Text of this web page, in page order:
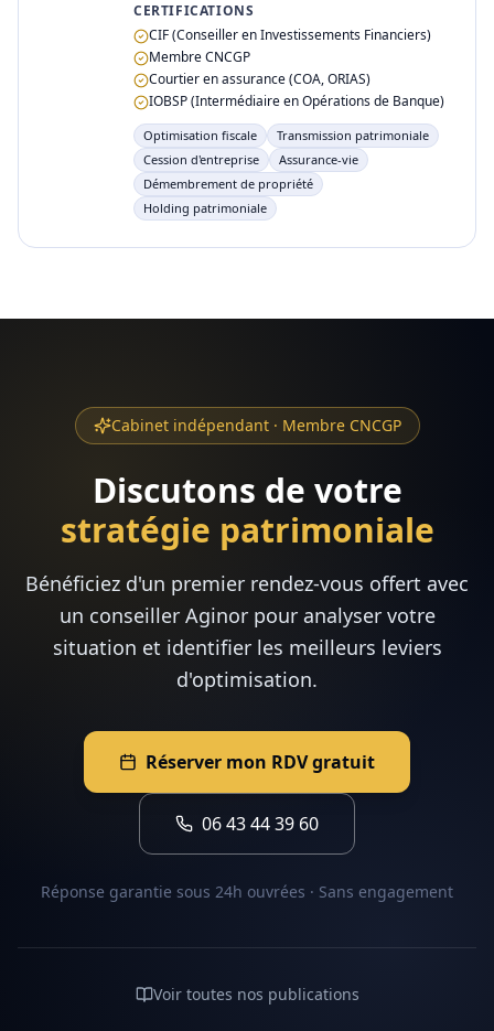
CERTIFICATIONS
CIF (Conseiller en Investissements Financiers)
Membre CNCGP
Courtier en assurance (COA, ORIAS)
IOBSP (Intermédiaire en Opérations de Banque)
Optimisation fiscale
Transmission patrimoniale
Cession d'entreprise
Assurance-vie
Démembrement de propriété
Holding patrimoniale
Cabinet indépendant · Membre CNCGP
Discutons de votre
stratégie patrimoniale
Bénéficiez d'un premier rendez-vous offert avec
un conseiller Aginor pour analyser votre
situation et identifier les meilleurs leviers
d'optimisation.
Réserver mon RDV gratuit
06 43 44 39 60
Réponse garantie sous 24h ouvrées · Sans engagement
Voir toutes nos publications